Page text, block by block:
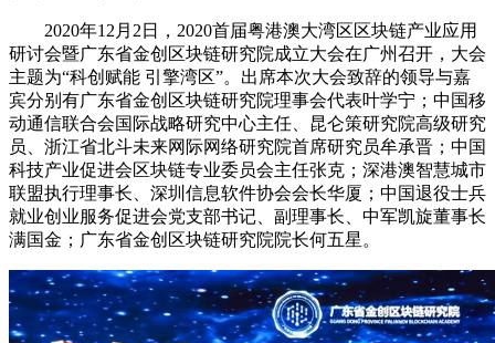
2020年12月2日，2020首届粤港澳大湾区区块链产业应用
研讨会暨广东省金创区块链研究院成立大会在广州召开，大会
主题为“科创赋能 引擎湾区”。出席本次大会致辞的领导与嘉
宾分别有广东省金创区块链研究院理事会代表叶学宁；中国移
动通信联合会国际战略研究中心主任、昆仑策研究院高级研究
员、浙江省北斗未来网际网络研究院首席研究员牟承晋；中国
科技产业促进会区块链专业委员会主任张克；深港澳智慧城市
联盟执行理事长、深圳信息软件协会会长华厦；中国退役士兵
就业创业服务促进会党支部书记、副理事长、中军凯旋董事长
满国金；广东省金创区块链研究院院长何五星。